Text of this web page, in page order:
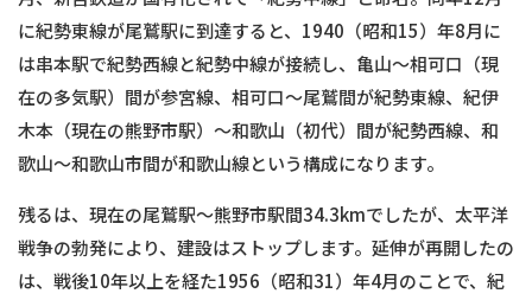
に紀勢東線が尾鷲駅に到達すると、1940（昭和15）年8月に
は串本駅で紀勢西線と紀勢中線が接続し、亀山〜相可口（現
在の多気駅）間が参宮線、相可口〜尾鷲間が紀勢東線、紀伊
木本（現在の熊野市駅）〜和歌山（初代）間が紀勢西線、和
歌山〜和歌山市間が和歌山線という構成になります。
残るは、現在の尾鷲駅〜熊野市駅間34.3kmでしたが、太平洋
戦争の勃発により、建設はストップします。延伸が再開したの
は、戦後10年以上を経た1956（昭和31）年4月のことで、紀